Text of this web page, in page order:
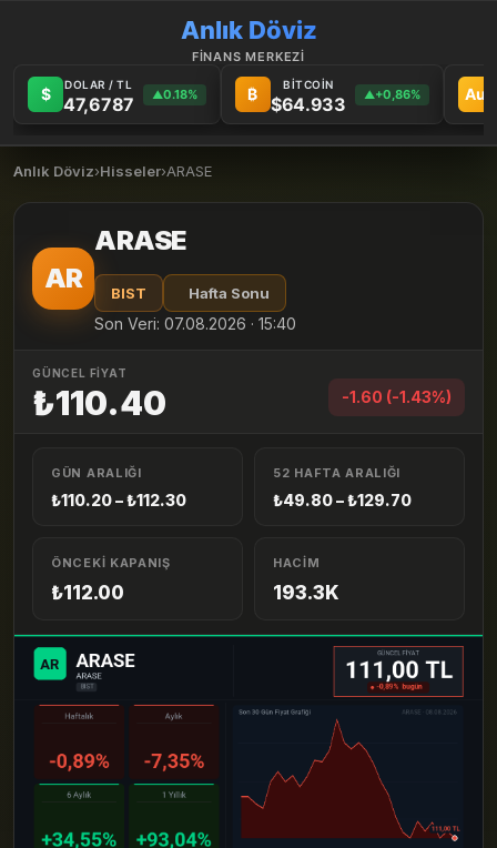
Anlık Döviz
FİNANS MERKEZİ
$ DOLAR / TL
47,6787 ▲0.18% ₿ BİTCOİN
$64.933 ▲+0,86% Au
Anlık Döviz›Hisseler›ARASE
AR
ARASE
BIST Hafta Sonu
Son Veri: 07.08.2026 · 15:40
GÜNCEL FİYAT
₺110.40 -1.60 (-1.43%)
GÜN ARALIĞI
₺110.20 – ₺112.30
52 HAFTA ARALIĞI
₺49.80 – ₺129.70
ÖNCEKI KAPANIŞ
₺112.00
HACIM
193.3K